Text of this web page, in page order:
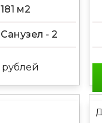
181 м2
Санузел - 2
рублей